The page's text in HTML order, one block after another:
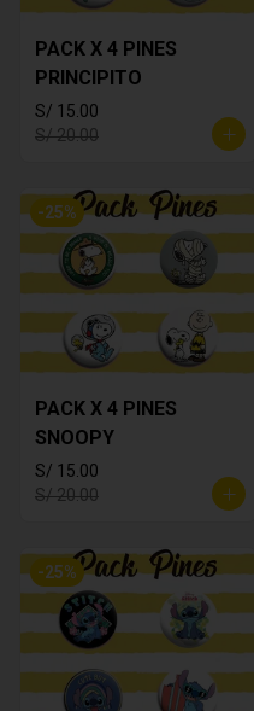
PACK X 4 PINES
PRINCIPITO
S/ 15.00
S/ 20.00
-25%
PACK X 4 PINES
SNOOPY
S/ 15.00
S/ 20.00
-25%